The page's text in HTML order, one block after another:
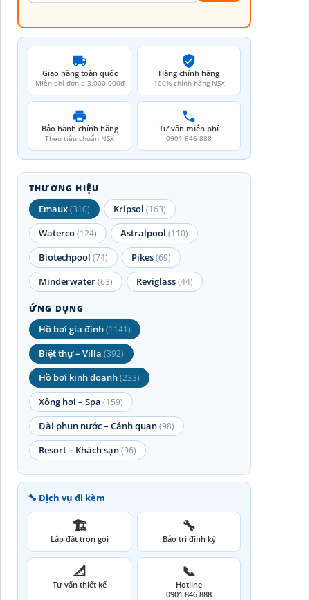
Giao hàng toàn quốc
Miễn phí đơn ≥ 3.000.000đ
Hàng chính hãng
100% chính hãng NSX
Bảo hành chính hãng
Theo tiêu chuẩn NSX
Tư vấn miễn phí
0901 846 888
THƯƠNG HIỆU
Emaux(310) Kripsol (163)
Waterco(124) Astralpool (110)
Biotechpool (74) Pikes(69)
Minderwater(63) Reviglass(44)
ỨNG DỤNG
Hồ bơi gia đình(1141)
Biệt thự – Villa (392)
Hồ bơi kinh doanh(233)
Xông hơi – Spa (159)
Đài phun nước – Cảnh quan(98)
Resort – Khách sạn(96)
🔧 Dịch vụ đi kèm
🏗️
Lắp đặt trọn gói
🔧
Bảo trì định kỳ
📐
Tư vấn thiết kế
📞
Hotline
0901 846 888